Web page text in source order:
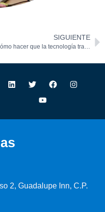
SIGUIENTE
Cómo hacer que la tecnología trabaje para ti (y no al revés)￼
2, Guadalupe Inn, C.P.